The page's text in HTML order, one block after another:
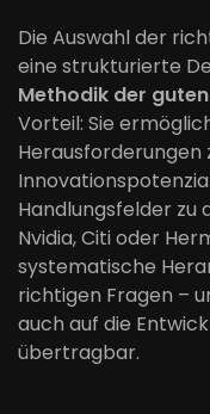
Die Auswahl der
eine strukturierte
Methodik der
Vorteil: Sie
Herausforderungen
Handlungsfelder zu
Nvidia, Citi oder
systematische
richtigen Fragen –
auch auf die
übertragbar.